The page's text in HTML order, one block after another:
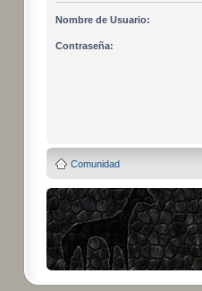
Nombre de Usuario:
Contraseña:
Comunidad